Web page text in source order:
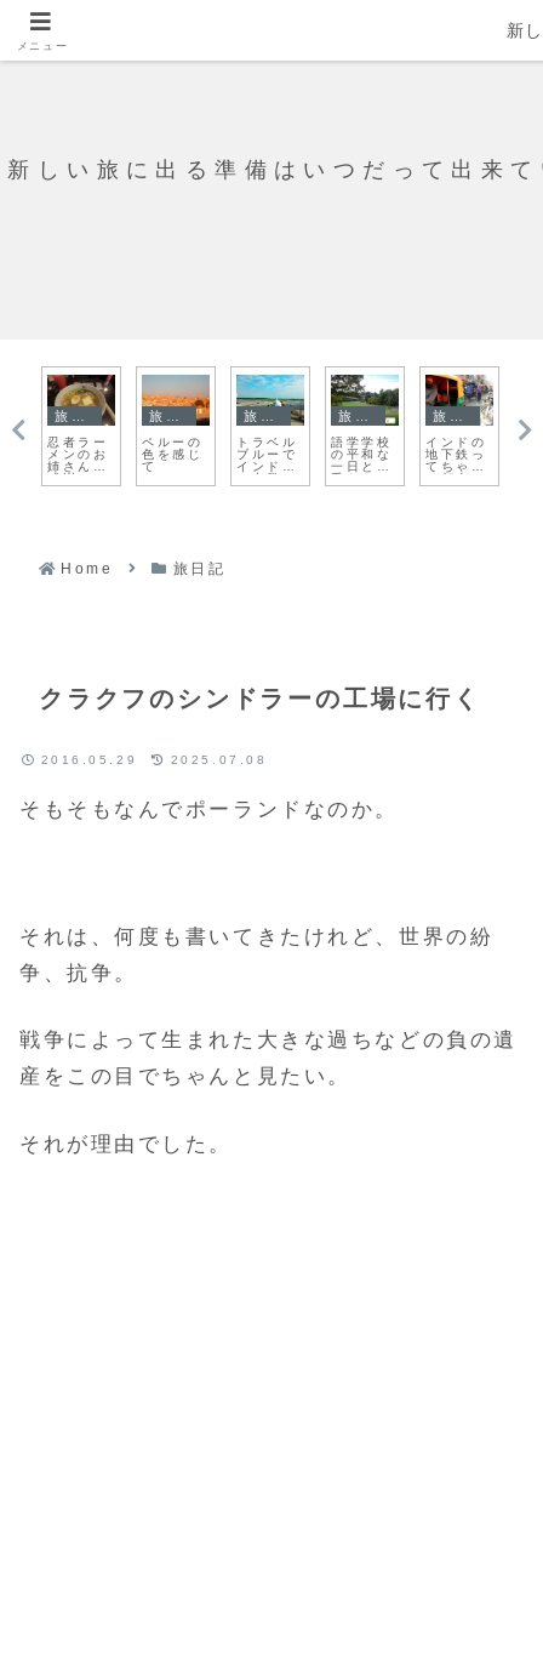
新しい旅に出る準備はいつだって出来
銅鑼湾は
インスタ
映えの
街？
悲しい場
所に行く
のに笑み
てしまう
ウィーン
はファス
トフード
が楽し
い！
プノンペ
ンの真ん
中で大喧
嘩するジ
ャパニー
ニュージ
ーランド
に来たか
らには絶
対行きた
カ
Home 旅日記
クラクフのシンドラーの工場に行く
2016.05.29 2025.07.08
そもそもなんでポーランドなのか。
それは、何度も書いてきたけれど、世界の紛
争、抗争。
戦争によって生まれた大きな過ちなどの負の遺
産をこの目でちゃんと見たい。
それが理由でした。
メニュー
新